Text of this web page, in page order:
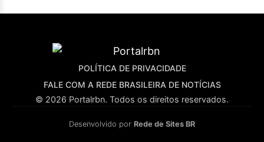
POLÍTICA DE PRIVACIDADE
FALE COM A REDE BRASILEIRA DE NOTÍCIAS
© 2026 Portalrbn. Todos os direitos reservados.
Desenvolvido por Rede de Sites BR